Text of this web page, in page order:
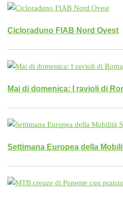
Cicloraduno FIAB Nord Ovest
Mai di domenica: I ravioli di
Settimana Europea della